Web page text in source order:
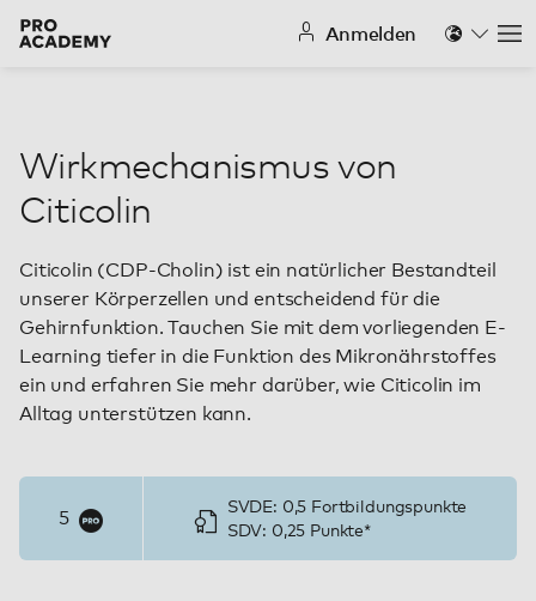
Anmelden
Wirkmechanismus von
Citicolin
Citicolin (CDP-Cholin) ist ein natürlicher Bestandteil
unserer Körperzellen und entscheidend für die
Gehirnfunktion. Tauchen Sie mit dem vorliegenden E-
Learning tiefer in die Funktion des Mikronährstoffes
ein und erfahren Sie mehr darüber, wie Citicolin im
Alltag unterstützen kann.
5
SVDE: 0,5 Fortbildungspunkte
SDV: 0,25 Punkte*